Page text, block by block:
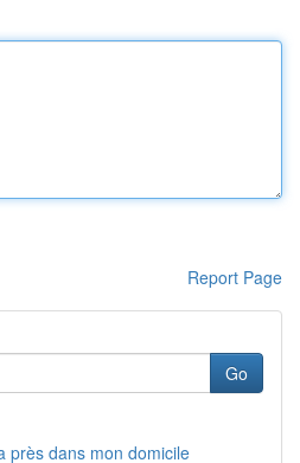
Report Page
Go
près dans mon domicile